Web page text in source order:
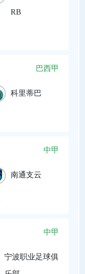
RB
巴西甲
科里蒂巴
中甲
南通支云
中甲
宁波职业足球俱